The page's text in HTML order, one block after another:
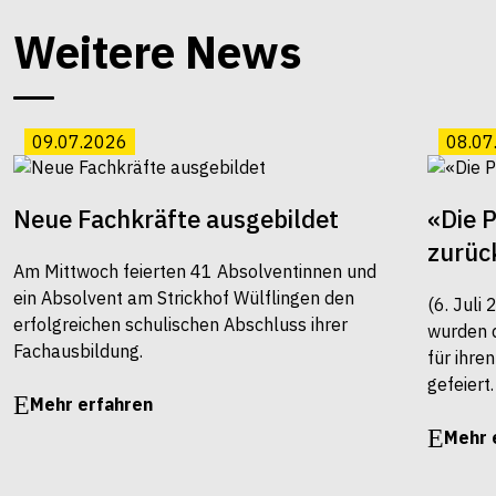
Weitere News
09.07.2026
Neue Fachkräfte ausgebildet
Am Mittwoch feierten 41 Absolventinnen und
ein Absolvent am Strickhof Wülflingen den
erfolgreichen schulischen Abschluss ihrer
Fachausbildung.
Mehr erfahren
«Die
(6. Juli
wurden
für
gefeiert.
Mehr